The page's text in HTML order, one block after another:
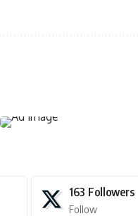
163 Followers
Follow